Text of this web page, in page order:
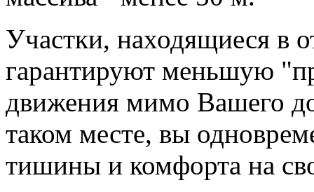
Участки, находящиеся в
гарантируют меньшую
движения мимо Вашего
таком месте, вы
тишины и комфорта на